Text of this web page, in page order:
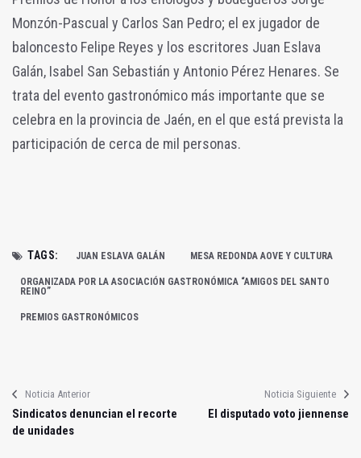
Monzón-Pascual y Carlos San Pedro; el ex jugador de
baloncesto Felipe Reyes y los escritores Juan Eslava
Galán, Isabel San Sebastián y Antonio Pérez Henares. Se
trata del evento gastronómico más importante que se
celebra en la provincia de Jaén, en el que está prevista la
participación de cerca de mil personas.
TAGS: JUAN ESLAVA GALÁN MESA REDONDA AOVE Y CULTURA
ORGANIZADA POR LA ASOCIACIÓN GASTRONÓMICA “AMIGOS DEL SANTO
REINO”
PREMIOS GASTRONÓMICOS
Noticia Anterior
Sindicatos denuncian el recorte
de unidades
Noticia Siguiente
El disputado voto jiennense